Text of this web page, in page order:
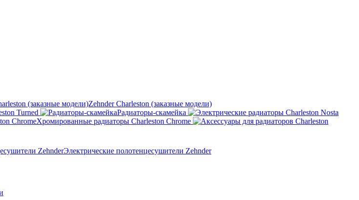
Zehnder Charleston (заказные модели)
Turned
Радиаторы-скамейка
Хромированные радиаторы Charleston Chrome
Электрические полотенцесушители Zehnder